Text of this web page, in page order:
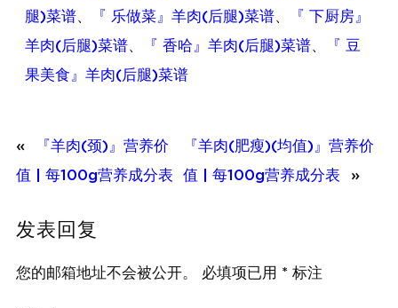
腿)菜谱、 『 乐做菜』羊肉(后腿)菜谱、
『 下厨房』
羊肉(后腿)菜谱、 『 香哈』羊肉(后腿)菜谱、
『 豆
果美食』羊肉(后腿)菜谱
«
『羊肉(颈)』营养价
值 | 每100g营养成分表
『羊肉(肥瘦)(均值)』营养价
值 | 每100g营养成分表
»
发表回复
您的邮箱地址不会被公开。 必填项已用 * 标注